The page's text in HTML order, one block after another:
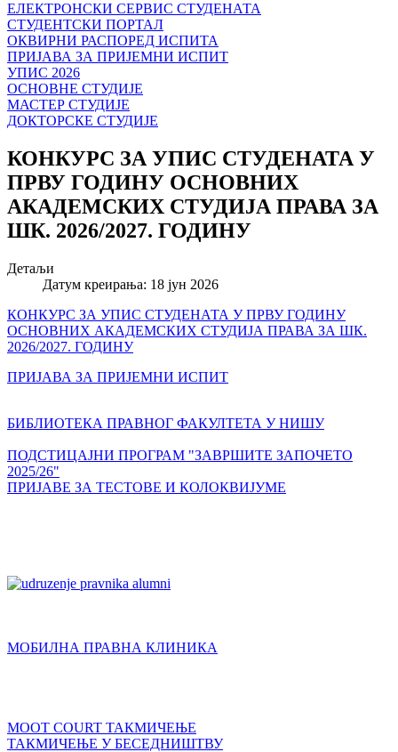
ЕЛЕКТРОНСКИ СЕРВИС СТУДЕНАТА
СТУДЕНТСКИ ПОРТАЛ
ОКВИРНИ РАСПОРЕД ИСПИТА
ПРИЈАВА ЗА ПРИЈЕМНИ ИСПИТ
УПИС 2026
ОСНОВНЕ СТУДИЈЕ
МАСТЕР СТУДИЈЕ
ДОКТОРСКЕ СТУДИЈЕ
КОНКУРС ЗА УПИС СТУДЕНАТА У
ПРВУ ГОДИНУ ОСНОВНИХ
AКАДЕМСКИХ СТУДИЈА ПРАВА ЗА
ШК. 2026/2027. ГОДИНУ
Детаљи
Датум креирања: 18 јун 2026
КОНКУРС ЗА УПИС СТУДЕНАТА У ПРВУ ГОДИНУ
ОСНОВНИХ AКАДЕМСКИХ СТУДИЈА ПРАВА ЗА ШК.
2026/2027. ГОДИНУ
ПРИЈАВА ЗА ПРИЈЕМНИ ИСПИТ
БИБЛИОТЕКА ПРАВНОГ ФАКУЛТЕТА У НИШУ
ПОДСТИЦАЈНИ ПРОГРАМ "ЗАВРШИТЕ ЗАПОЧЕТО
2025/26"
ПРИЈАВЕ ЗА ТЕСТОВЕ И КОЛОКВИЈУМЕ
МОБИЛНА ПРАВНА КЛИНИКА
MOOT COURT ТАКМИЧЕЊЕ
ТАКМИЧЕЊЕ У БЕСЕДНИШТВУ